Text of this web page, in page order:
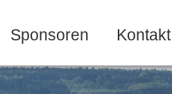
Sponsoren Kontakt